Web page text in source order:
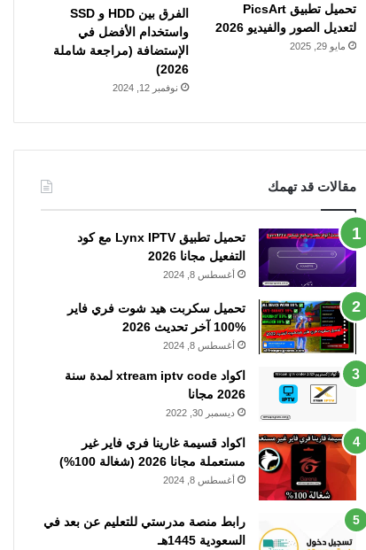
تحميل تطبيق PicsArt
لتعديل الصور والفيديو 2026
مايو 29, 2025
الفرق بين HDD و SSD
واستخدام الأفضل في
الإستضافة (مراجعة شاملة
2026)
نوفمبر 12, 2024
مقالات قد تهمك
تحميل تطبيق Lynx IPTV مع كود
التفعيل مجانا 2026
أغسطس 8, 2024
تحميل سكربت هيد شوت فري فاير
%100 آخر تحديث 2026
أغسطس 8, 2024
اكواد xtream iptv code لمدة سنة
2026 مجانا
ديسمبر 30, 2022
اكواد قسيمة غارينا فري فاير غير
مستعملة مجانا 2026 (شغالة 100%)
أغسطس 8, 2024
رابط منصة مدرستي للتعليم عن بعد في
السعودية 1445هـ